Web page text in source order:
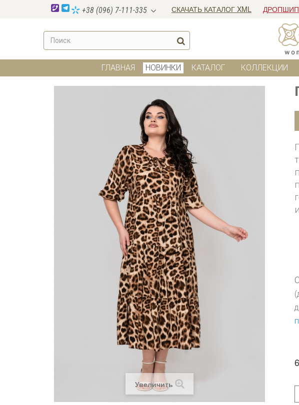
+38 (096) 7-111-335 СКАЧАТЬ КАТАЛОГ XML
ГЛАВНАЯ НОВИНКИ КАТАЛОГ КОЛЛЕКЦИИ
Увеличить